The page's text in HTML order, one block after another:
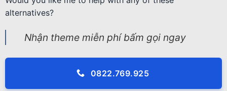
alternatives?
Nhận theme miễn phí bấm gọi ngay
0822.769.925